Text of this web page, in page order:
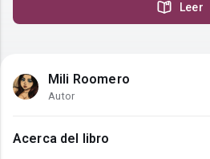
Leer
Mili Roomero
Autor
Acerca del libro